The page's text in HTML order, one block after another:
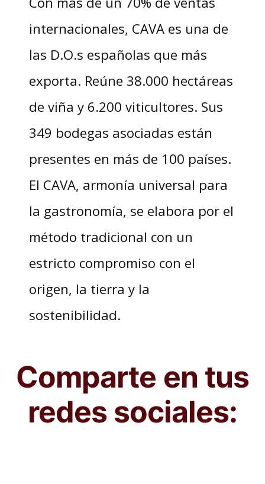
internacionales, CAVA es una de
las D.O.s españolas que más
exporta. Reúne 38.000 hectáreas
de viña y 6.200 viticultores. Sus
349 bodegas asociadas están
presentes en más de 100 países.
El CAVA, armonía universal para
la gastronomía, se elabora por el
método tradicional con un
estricto compromiso con el
origen, la tierra y la
sostenibilidad.
Comparte en tus
redes sociales: